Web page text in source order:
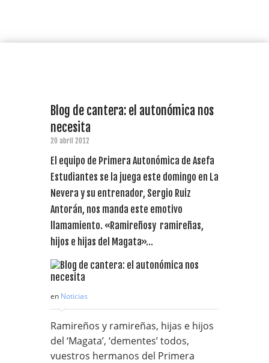
Blog de cantera: el autonómica nos
necesita
20 abril 2012
El equipo de Primera Autonómica de Asefa
Estudiantes se la juega este domingo en La
Nevera y su entrenador, Sergio Ruiz
Antorán, nos manda este emotivo
llamamiento. «Ramireñosy ramireñas,
hijos e hijas del Magata»…
en Noticias
Ramireños y ramireñas, hijas e hijos
del ‘Magata’, ‘dementes’ todos,
vuestros hermanos del Primera